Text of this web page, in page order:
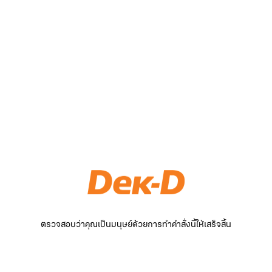
ตรวจสอบว่าคุณเป็นมนุษย์ด้วยการทำคำสั่งนี้ให้เสร็จสิ้น